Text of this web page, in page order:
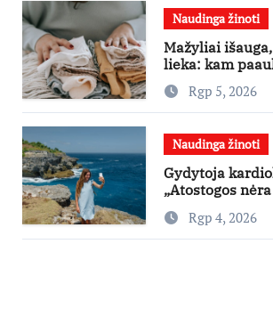
Naudinga žinoti
Mažyliai
lieka: kam
būti aukso
Rgp 5, 2026
Naudinga žinoti
Gydytoja
„Atostogos
nereikia
dieną pamatyti
vietų“
Rgp 4, 2026